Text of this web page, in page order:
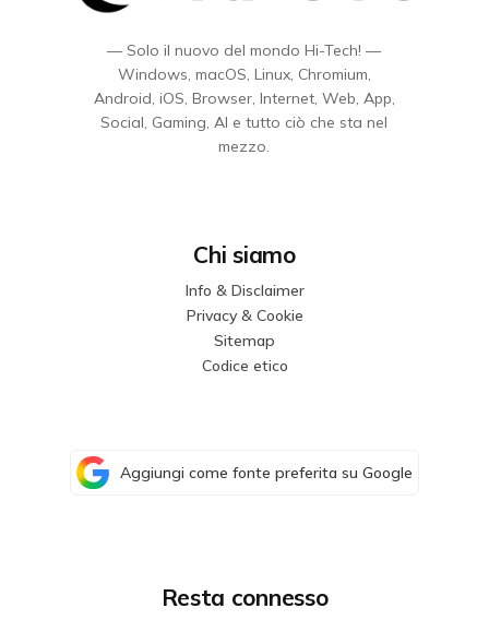
— Solo il nuovo del mondo Hi-Tech! —
Windows, macOS, Linux, Chromium,
Android, iOS, Browser, Internet, Web, App,
Social, Gaming, AI e tutto ciò che sta nel
mezzo.
Chi siamo
Info & Disclaimer
Privacy & Cookie
Sitemap
Codice etico
Aggiungi come fonte preferita su Google
Resta connesso